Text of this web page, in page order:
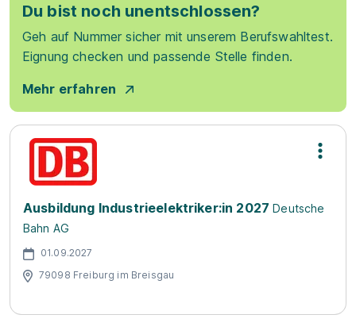
Du bist noch unentschlossen?
Geh auf Nummer sicher mit unserem Berufswahltest.
Eignung checken und passende Stelle finden.
Mehr erfahren
Ausbildung Industrieelektriker:in 2027 Deutsche
Bahn AG
01.09.2027
79098 Freiburg im Breisgau